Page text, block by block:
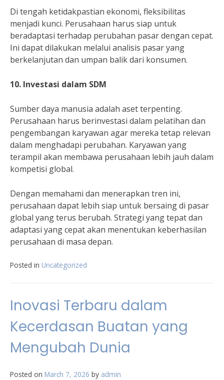
Di tengah ketidakpastian ekonomi, fleksibilitas
menjadi kunci. Perusahaan harus siap untuk
beradaptasi terhadap perubahan pasar dengan cepat.
Ini dapat dilakukan melalui analisis pasar yang
berkelanjutan dan umpan balik dari konsumen.
10. Investasi dalam SDM
Sumber daya manusia adalah aset terpenting.
Perusahaan harus berinvestasi dalam pelatihan dan
pengembangan karyawan agar mereka tetap relevan
dalam menghadapi perubahan. Karyawan yang
terampil akan membawa perusahaan lebih jauh dalam
kompetisi global.
Dengan memahami dan menerapkan tren ini,
perusahaan dapat lebih siap untuk bersaing di pasar
global yang terus berubah. Strategi yang tepat dan
adaptasi yang cepat akan menentukan keberhasilan
perusahaan di masa depan.
Posted in Uncategorized
Inovasi Terbaru dalam
Kecerdasan Buatan yang
Mengubah Dunia
Posted on March 7, 2026 by admin